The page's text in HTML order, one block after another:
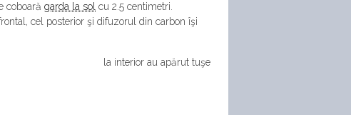
coboară garda la sol cu 2.5 centimetri.
cel posterior şi difuzorul din carbon îşi
la interior au apărut tuşe